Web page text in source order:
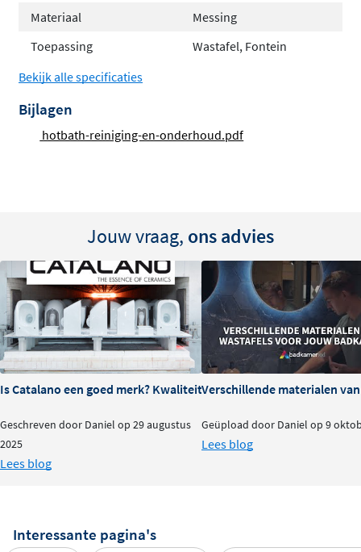
badkamerdesign. Praktisch, stijlvol en functioneel!
Materiaal
Messing
Toepassing
Wastafel, Fontein
Bekijk alle specificaties
Bijlagen
hotbath-reiniging-en-onderhoud.pdf
Jouw vraag, ons advies
Is Catalano een goed merk? Kwaliteit en ervaringen
Geschreven door Daniel op 29 augustus
2025
Lees blog
Verschillende materialen
Geüpload door Daniel op 9
Lees blog
Interessante pagina's